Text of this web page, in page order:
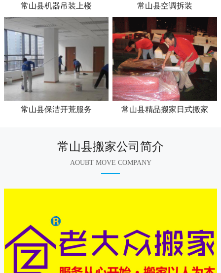
常山县机器吊装上楼 常山县空调拆装
常山县保洁开荒服务 常山县精品搬家日式搬家
常山县搬家公司简介
AOUBT MOVE COMPANY